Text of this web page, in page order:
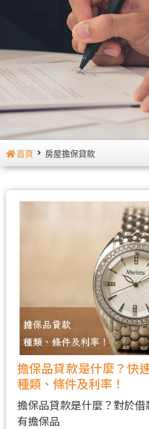
首頁 房屋擔保貸款
擔保品貸款是什麼？快
種類、條件及利率！
擔保品貸款是什麼？對於
有擔保品